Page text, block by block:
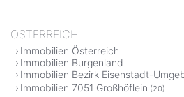
ÖSTERREICH
Immobilien Österreich
Immobilien Burgenland
Immobilien Bezirk Eisenstadt-
Immobilien 7051 Großhöflein (20)